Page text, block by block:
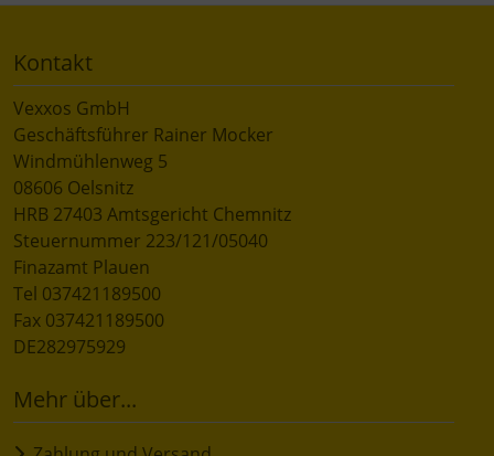
Kontakt
Vexxos GmbH
Geschäftsführer Rainer Mocker
Windmühlenweg 5
08606 Oelsnitz
HRB 27403 Amtsgericht Chemnitz
Steuernummer 223/121/05040
Finazamt Plauen
Tel 037421189500
Fax 037421189500
DE282975929
Mehr über...